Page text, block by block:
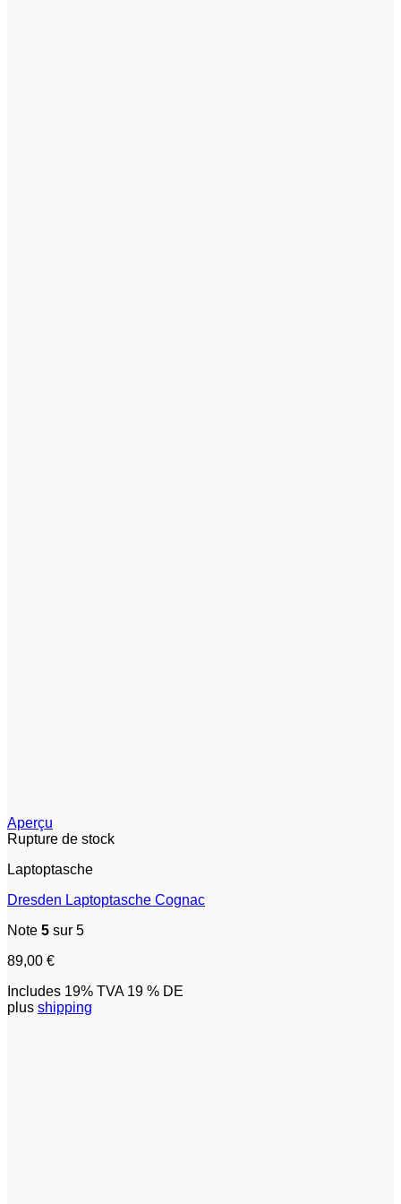
Aperçu
Rupture de stock
Laptoptasche
Dresden Laptoptasche Cognac
Note 5 sur 5
89,00 €
Includes 19% TVA 19 % DE
plus shipping